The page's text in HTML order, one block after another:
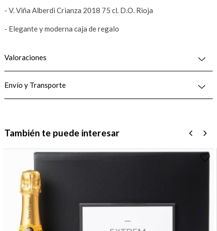
- V. Viña Alberdi Crianza 2018 75 cl. D.O. Rioja
- Elegante y moderna caja de regalo
Valoraciones
Envío y Transporte
También te puede interesar
‹ ›